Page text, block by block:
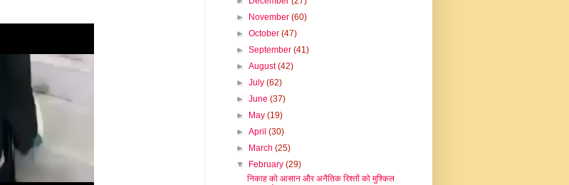
►
November(60)
►October(47)
►September(41)
►August(42)
►July(62)
►June(37)
►
May(19)
►April(30)
►
March(25)
▼
February(29)
निकाह को आसान और अनैतिक रिश्तों को मुश्किल